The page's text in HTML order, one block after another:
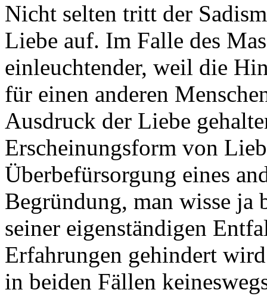
Nicht selten tritt der
Liebe auf. Im Falle des
einleuchtender, weil die
für einen anderen
Ausdruck der Liebe
Erscheinungsform von
Überbefürsorgung eines
Begründung, man wisse ja
seiner eigenständigen
Erfahrungen gehindert
in beiden Fällen